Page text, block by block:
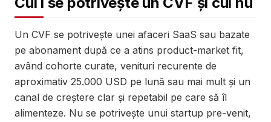
Un CVF se potrivește unei afaceri SaaS sau bazate
pe abonament după ce a atins product-market fit,
având cohorte curate, venituri recurente de
aproximativ 25.000 USD pe lună sau mai mult și un
canal de creștere clar și repetabil pe care să îl
alimenteze. Nu se potrivește unui startup pre-venit,